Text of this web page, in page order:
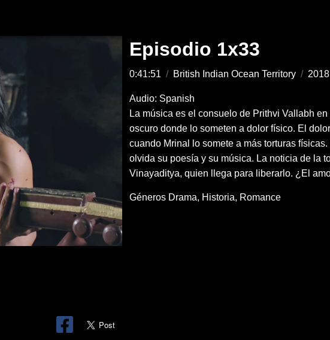
Episodio 1x33
0:41:51 / British Indian Ocean Territory / 2018
Audio: Spanish
La música es el consuelo de Prithvi Vallabh
oscuro donde lo someten a dolor físico. El
cuando Mrinal lo somete a más torturas
olvida su poesía y su música. La noticia de la
Vinayaditya, quien llega para liberarlo. ¿El
Géneros Drama Historia Romance